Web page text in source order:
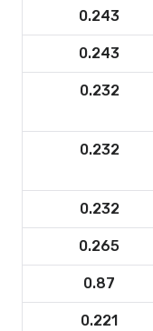
0.243
0.243
0.232
0.232
0.232
0.265
0.87
0.221